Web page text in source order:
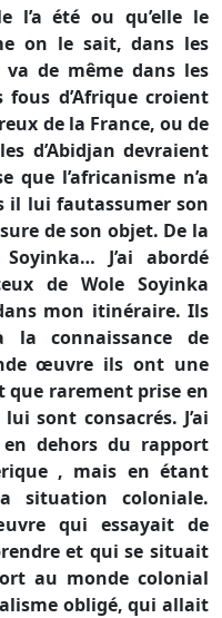
l’a été ou qu’elle le
on le sait, dans les
de même dans les
d’Afrique croient
de la France, ou de
d’Abidjan devraient
que l’africanisme n’a
il lui fautassumer son
de son objet. De la
J’ai abordé
de Wole Soyinka
mon itinéraire. Ils
la connaissance de
œuvre ils ont une
que rarement prise en
sont consacrés. J’ai
dehors du rapport
, mais en étant
situation coloniale.
qui essayait de
et qui se situait
au monde colonial
obligé, qui allait